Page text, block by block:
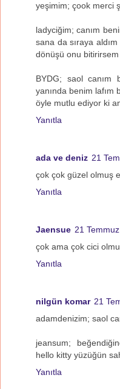
yeşimim; çook merci
ladyciğim; canım
sana da sıraya
dönüşü onu bitirirsem
BYDG; saol canım
yanında benim lafım
öyle mutlu ediyor ki
Yanıtla
ada ve deniz 21
çok çok güzel olmuş
Yanıtla
Jaensue 21
çok ama çok cici
Yanıtla
nilgün komar 21
adamdenizim; saol
jeansum;
hello kitty yüzüğün
Yanıtla